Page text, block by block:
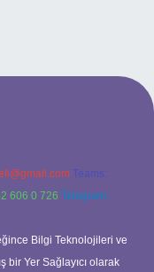
Teams:
606 0 726 Telegram:
Bilgi Teknolojileri ve
bir Yer Sağlayıcı olarak